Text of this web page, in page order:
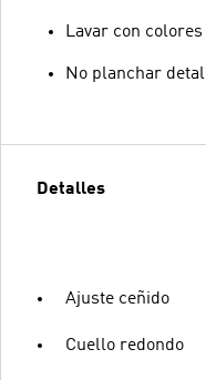
Lavar con
No planchar
Detalles
Ajuste ceñido
Cuello redondo